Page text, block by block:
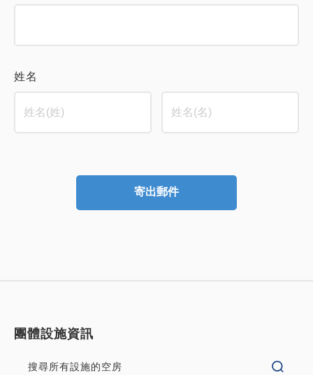
姓名
寄出郵件
團體設施資訊
搜尋所有設施的空房